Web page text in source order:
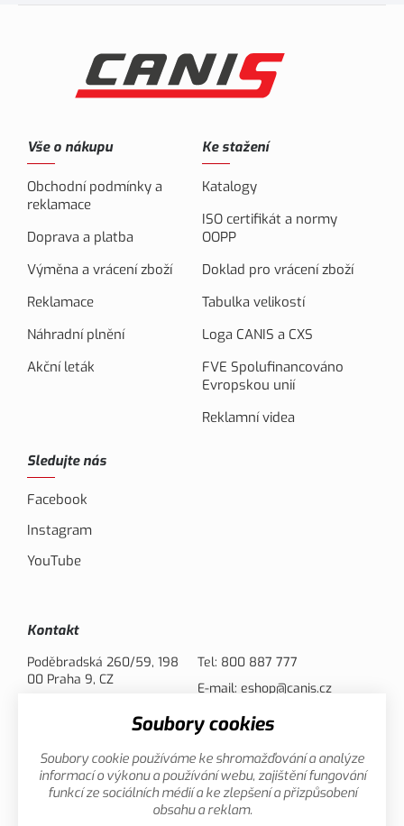
Vše o nákupu
Obchodní podmínky a
reklamace
Doprava a platba
Výměna a vrácení zboží
Reklamace
Náhradní plnění
Akční leták
Ke stažení
Katalogy
ISO certifikát a normy
OOPP
Doklad pro vrácení zboží
Tabulka velikostí
Loga CANIS a CXS
FVE Spolufinancováno
Evropskou unií
Reklamní videa
Sledujte nás
Facebook
Instagram
YouTube
Kontakt
Poděbradská 260/59, 198
00 Praha 9, CZ
Tel: 800 887 777
E-mail: eshop@canis.cz
Možnosti platby
Soubory cookies
Soubory cookie používáme ke shromažďování a analýze
informací o výkonu a používání webu, zajištění fungování
funkcí ze sociálních médií a ke zlepšení a přizpůsobení
obsahu a reklam.